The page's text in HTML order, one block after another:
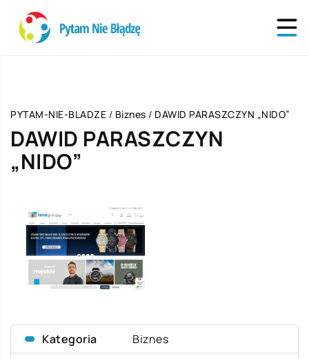
PYTAM-NIE-BLADZE / Biznes / DAWID PARASZCZYN „NIDO”
DAWID PARASZCZYN
„NIDO”
Kategoria
Biznes